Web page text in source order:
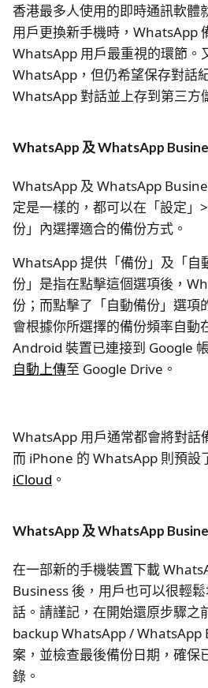
香港最多人使用的即時通訊軟體
用戶更換新手機時，WhatsApp
WhatsApp 用戶最重視的環節。
WhatsApp，但仍希望保存對話
WhatsApp 對話並上存到第三方
WhatsApp 及 WhatsApp
WhatsApp 及 WhatsApp
定是一樣的，都可以在「設定」
份」內選擇適合的備份方式。
WhatsApp 提供「備份」及「自
份」是指在點擊這個選項後，
份；而點擊了「自動備份」選項
會根據你所選擇的備份頻率自動
Android 裝置已連接到 Google
自動上傳至 Google Drive。
WhatsApp 用戶通常都會將對話
而 iPhone 的 WhatsApp 則預設
iCloud 。
WhatsApp 及 WhatsApp
在一部新的手機裝置下載
Business 後，用戶也可以很輕
話。請謹記，在開始還原步驟之
backup WhatsApp / WhatsApp
案，並檢查最後備份日期，確保
錄。